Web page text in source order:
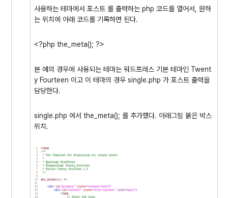
사용하는 테마에서 포스트 를 출력하는 php 코드를 열어서, 원하
는 위치에 아래 코드를 기록하면 된다.
<?php the_meta(); ?>
본 예의 경우에 사용되는 테마는 워드프레스 기본 테마인 Twent
y Fourteen 이고 이 테마의 경우 single.php 가 포스트 출력을
담당한다.
single.php 에서 the_meta(); 를 추가했다. 아래그림 붉은 박스
위치.